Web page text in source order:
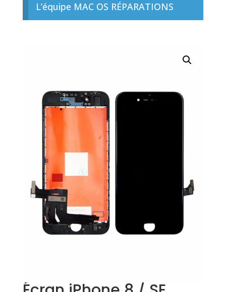
L’équipe MAC OS RÉPARATIONS